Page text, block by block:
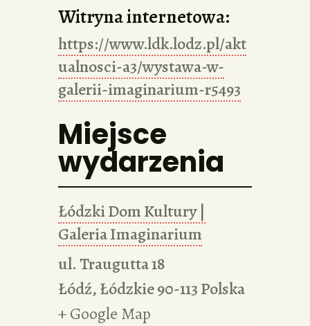
Witryna internetowa:
https://www.ldk.lodz.pl/akt
ualnosci-a3/wystawa-w-
galerii-imaginarium-r5493
Miejsce
wydarzenia
Łódzki Dom Kultury |
Galeria Imaginarium
ul. Traugutta 18
Łódź,Łódzkie90-113Polska
+ Google Map